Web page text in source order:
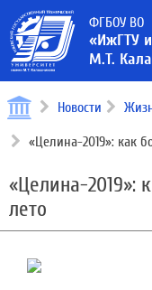
ФГБОУ ВО
«ИжГТУ
М.Т.
Новости
«Целина-2019»: как
«Целина-2019»:
лето